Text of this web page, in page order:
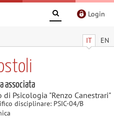
Login
IT EN
associata
di Psicologia "Renzo Canestrari"
disciplinare: PSIC-04/B